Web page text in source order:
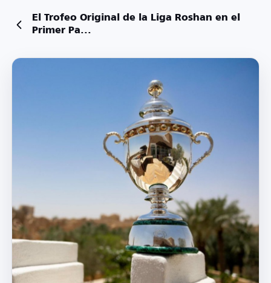
El Trofeo Original de la Liga Roshan en el
Primer Pa...